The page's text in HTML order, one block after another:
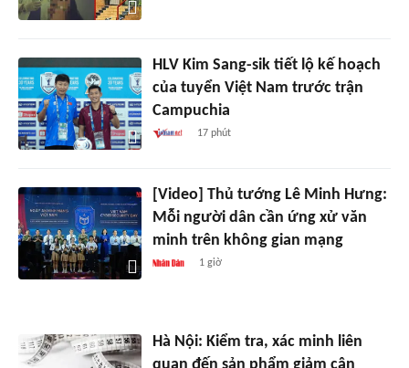
HLV Kim Sang-sik tiết lộ kế hoạch
của tuyển Việt Nam trước trận
Campuchia
17 phút
[Video] Thủ tướng Lê Minh Hưng:
Mỗi người dân cần ứng xử văn
minh trên không gian mạng
1 giờ
Hà Nội: Kiểm tra, xác minh liên